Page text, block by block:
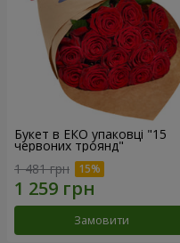
Букет в ЕКО упаковці "15
червоних троянд"
1 481 грн
Замовити